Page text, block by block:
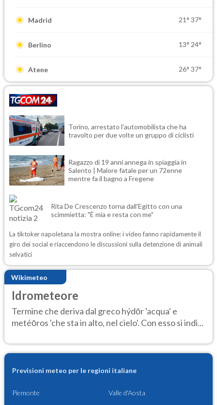
Madrid 21° 37°
Berlino 13° 24°
Atene 26° 37°
Torino, arrestato l'automobilista che ha
travolto per due volte un gruppo di ciclisti
Ragazzo di 19 anni annega in spiaggia in
Salento | Malore fatale per un 72enne
mentre fa il bagno a Fregene
Rita De Crescenzo torna dall'Egitto con una
scimmietta: "È mia e resta con me"
La tiktoker napoletana la mostra online: i video fanno rapidamente il
giro dei social e riaccendono le discussioni sulla detenzione di animali
selvatici
Wikimeteo
Idrometeore
Termine che deriva dal greco hýdōr 'acqua' e
metéōros 'che sta in alto, nel cielo'. Con esso si indi...
Previsioni meteo per le regioni italiane
Piemonte Valle d'Aosta